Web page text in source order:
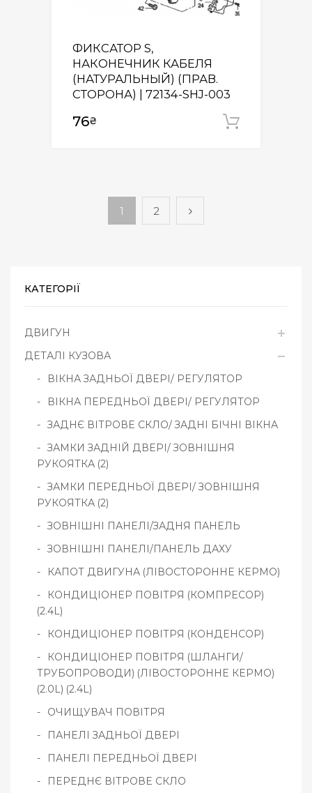
ФИКСАТОР S,
НАКОНЕЧНИК КАБЕЛЯ
(НАТУРАЛЬНЫЙ) (ПРАВ.
СТОРОНА) | 72134-SHJ-003
76₴
1 2
КАТЕГОРІЇ
ДВИГУН
ДЕТАЛІ КУЗОВА
ВІКНА ЗАДНЬОЇ ДВЕРІ/ РЕГУЛЯТОР
ВІКНА ПЕРЕДНЬОЇ ДВЕРІ/ РЕГУЛЯТОР
ЗАДНЄ ВІТРОВЕ СКЛО/ ЗАДНІ БІЧНІ ВІКНА
ЗАМКИ ЗАДНІЙ ДВЕРІ/ ЗОВНІШНЯ
РУКОЯТКА (2)
ЗАМКИ ПЕРЕДНЬОЇ ДВЕРІ/ ЗОВНІШНЯ
РУКОЯТКА (2)
ЗОВНІШНІ ПАНЕЛІ/ЗАДНЯ ПАНЕЛЬ
ЗОВНІШНІ ПАНЕЛІ/ПАНЕЛЬ ДАХУ
КАПОТ ДВИГУНА (ЛІВОСТОРОННЕ КЕРМО)
КОНДИЦІОНЕР ПОВІТРЯ (КОМПРЕСОР)
(2.4L)
КОНДИЦІОНЕР ПОВІТРЯ (КОНДЕНСОР)
КОНДИЦІОНЕР ПОВІТРЯ (ШЛАНГИ/
ТРУБОПРОВОДИ) (ЛІВОСТОРОННЕ КЕРМО)
(2.0L) (2.4L)
ОЧИЩУВАЧ ПОВІТРЯ
ПАНЕЛІ ЗАДНЬОЇ ДВЕРІ
ПАНЕЛІ ПЕРЕДНЬОЇ ДВЕРІ
ПЕРЕДНЄ ВІТРОВЕ СКЛО